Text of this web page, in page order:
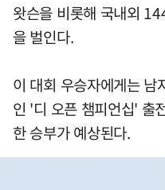
왓슨을 비롯해 국내외
을 벌인다.
이 대회 우승자에게는
인 '디 오픈 챔피언십' 출
한 승부가 예상된다.